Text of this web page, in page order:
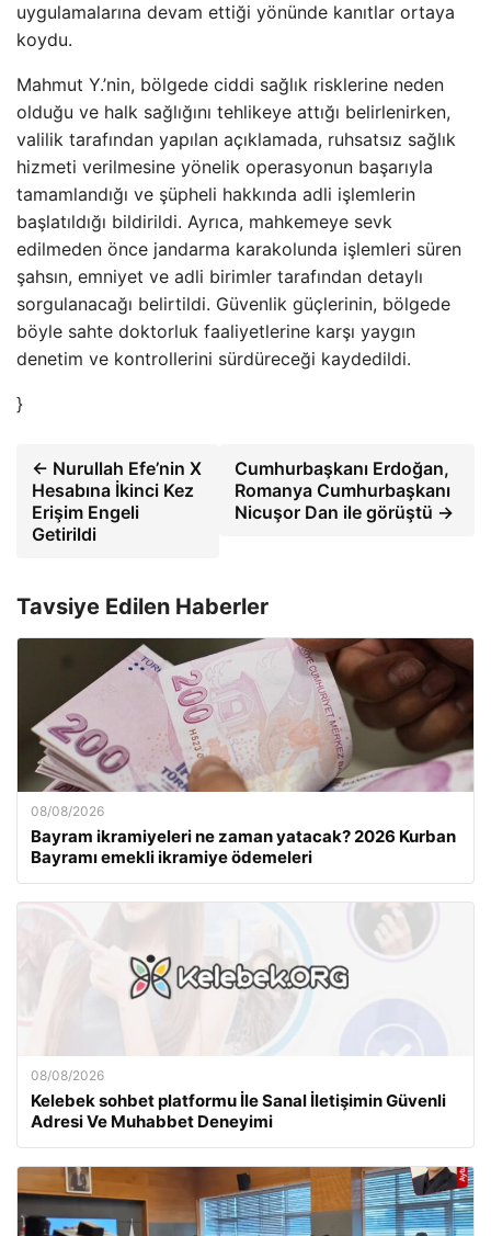
uygulamalarına devam ettiği yönünde kanıtlar ortaya
koydu.
Mahmut Y.’nin, bölgede ciddi sağlık risklerine neden
olduğu ve halk sağlığını tehlikeye attığı belirlenirken,
valilik tarafından yapılan açıklamada, ruhsatsız sağlık
hizmeti verilmesine yönelik operasyonun başarıyla
tamamlandığı ve şüpheli hakkında adli işlemlerin
başlatıldığı bildirildi. Ayrıca, mahkemeye sevk
edilmeden önce jandarma karakolunda işlemleri süren
şahsın, emniyet ve adli birimler tarafından detaylı
sorgulanacağı belirtildi. Güvenlik güçlerinin, bölgede
böyle sahte doktorluk faaliyetlerine karşı yaygın
denetim ve kontrollerini sürdüreceği kaydedildi.
}
← Nurullah Efe’nin X
Hesabına İkinci Kez
Erişim Engeli
Getirildi
Cumhurbaşkanı Erdoğan,
Romanya Cumhurbaşkanı
Nicuşor Dan ile görüştü →
Tavsiye Edilen Haberler
08/08/2026
Bayram ikramiyeleri ne zaman yatacak? 2026 Kurban
Bayramı emekli ikramiye ödemeleri
08/08/2026
Kelebek sohbet platformu İle Sanal İletişimin Güvenli
Adresi Ve Muhabbet Deneyimi